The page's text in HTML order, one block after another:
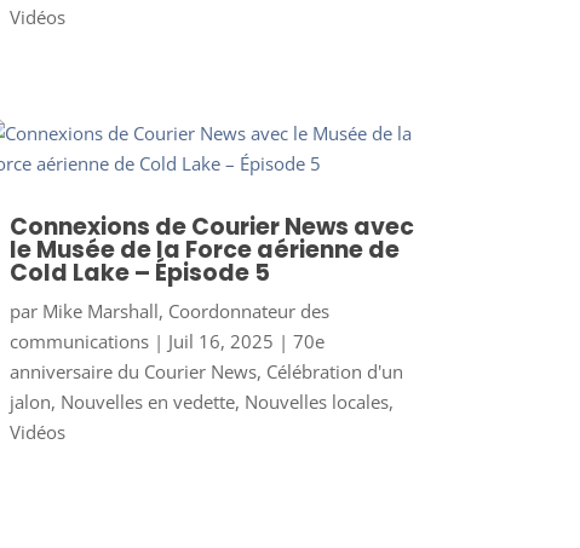
Vidéos
Connexions de Courier News avec
le Musée de la Force aérienne de
Cold Lake – Épisode 5
par Mike Marshall, Coordonnateur des
communications| Juil 16, 2025 | 70e
anniversaire du Courier News, Célébration d'un
jalon, Nouvelles en vedette, Nouvelles locales,
Vidéos